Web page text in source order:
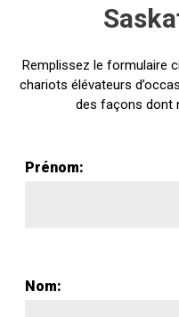
Remplissez le formulaire
chariots élévateurs
des façons dont
Prénom:
Nom: